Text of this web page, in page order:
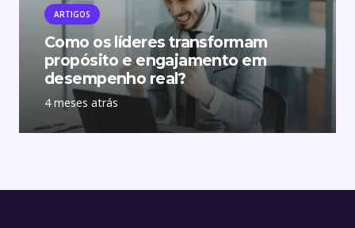
ARTIGOS
Como os líderes transformam
propósito e engajamento em
desempenho real?
4 meses atrás